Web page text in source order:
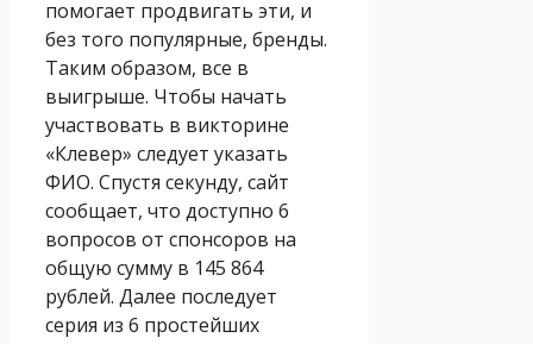
помогает продвигать эти, и
без того популярные, бренды.
Таким образом, все в
выигрыше. Чтобы начать
участвовать в викторине
«Клевер» следует указать
ФИО. Спустя секунду, сайт
сообщает, что доступно 6
вопросов от спонсоров на
общую сумму в 145 864
рублей. Далее последует
серия из 6 простейших